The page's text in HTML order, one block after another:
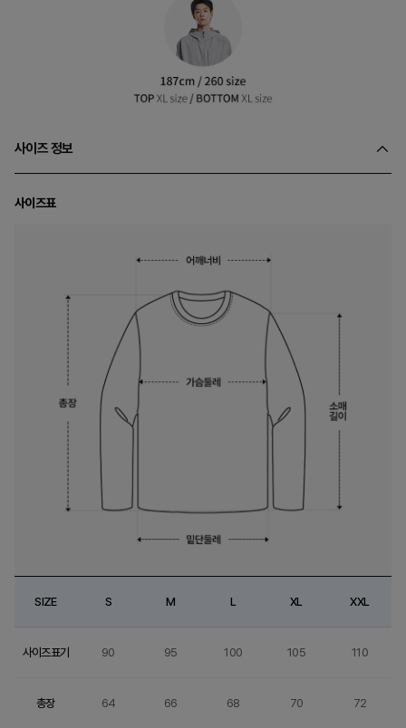
사이즈 정보
사이즈표
SIZE S M L XL XXL
사이즈표기 90 95 100 105 110
총장 64 66 68 70 72